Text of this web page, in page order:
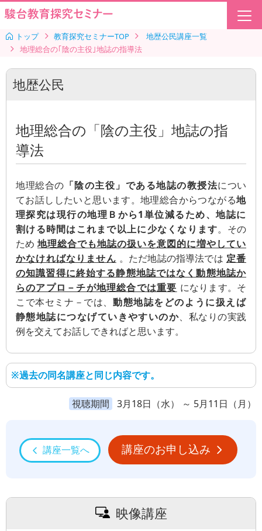
トップ 教育探究セミナーTOP
地歴公民講座一覧
地理総合の｢陰の主役｣地誌の指導法
映像講座
地歴公民
地理総合の「陰の主役」地誌の指
導法
地理総合の 「陰の主役」である地誌の教授法につい
てお話ししたいと思います。地理総合からつながる地
理探究は現行の地理Ｂから1単位減るため、地誌に
割ける時間はこれまで以上に少なくなります。その
ため 地理総合でも地誌の扱いを意図的に増やしてい
かなければなりません 。ただ地誌の指導法では 定番
の知識習得に終始する静態地誌ではなく動態地誌か
らのアプロ－チが地理総合では重要 になります。そ
こで本セミナ－では、 動態地誌をどのように扱えば
静態地誌につなげていきやすいのか、私なりの実践
例を交えてお話しできればと思います。
※過去の同名講座と同じ内容です。
視聴期間 3月18日（水） ～ 5月11日（月）
講座一覧へ 講座のお申し込み